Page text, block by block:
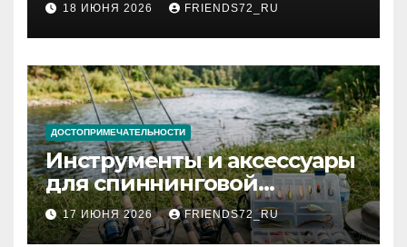
и список необходимых
документов
18 ИЮНЯ 2026 FRIENDS72_RU
ДОСТОПРИМЕЧАТЕЛЬНОСТИ
Инструменты и аксессуары
для спиннинговой
рыбалки: назначение и
типы
17 ИЮНЯ 2026 FRIENDS72_RU